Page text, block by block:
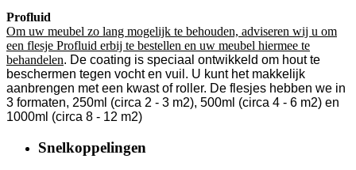
Profluid
Om uw meubel zo lang mogelijk te behouden, adviseren wij u om
een flesje Profluid erbij te bestellen en uw meubel hiermee te
behandelen. De coating is speciaal ontwikkeld om hout te
beschermen tegen vocht en vuil. U kunt het makkelijk
aanbrengen met een kwast of roller. De flesjes hebben we in
3 formaten, 250ml (circa 2 - 3 m2), 500ml (circa 4 - 6 m2) en
1000ml (circa 8 - 12 m2)
Snelkoppelingen